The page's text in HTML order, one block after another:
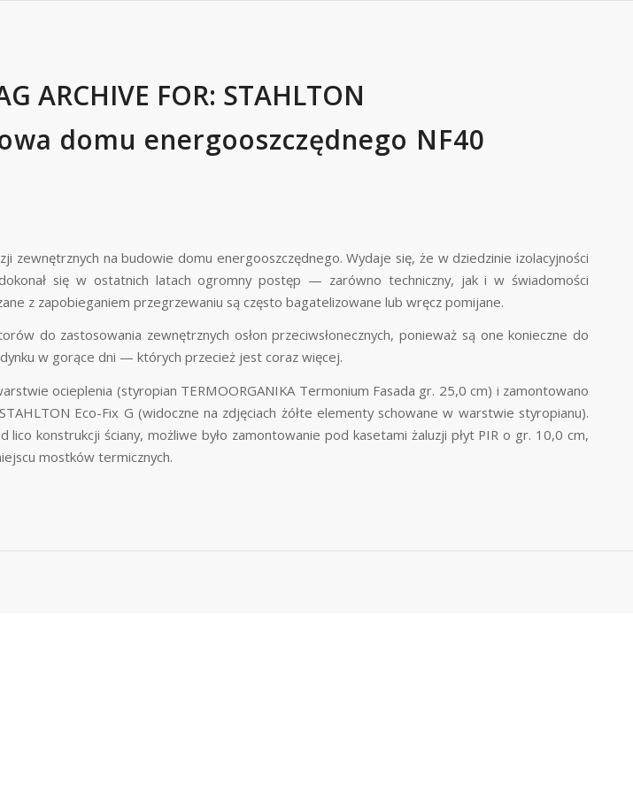
ARCHIVE FOR: STAHLTON
domu energooszczędnego NF40
zewnętrznych na budowie domu energooszczędnego. Wydaje się, że w dziedzinie izolacyjności
się w ostatnich latach ogromny postęp — zarówno techniczny, jak i w świadomości
z zapobieganiem przegrzewaniu są często bagatelizowane lub wręcz pomijane.
do zastosowania zewnętrznych osłon przeciwsłonecznych, ponieważ są one konieczne do
w gorące dni — których przecież jest coraz więcej.
ocieplenia (styropian TERMOORGANIKA Termonium Fasada gr. 25,0 cm) i zamontowano
Eco-Fix G (widoczne na zdjęciach żółte elementy schowane w warstwie styropianu).
lico konstrukcji ściany, możliwe było zamontowanie pod kasetami żaluzji płyt PIR o gr. 10,0 cm,
mostków termicznych.